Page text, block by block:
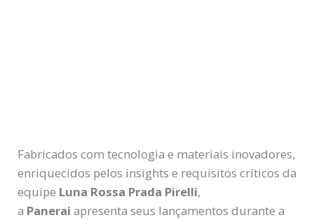
Fabricados com tecnologia e materiais inovadores,
enriquecidos pelos insights e requisitos críticos da
equipe Luna Rossa Prada Pirelli,
a Panerai apresenta seus lançamentos durante a